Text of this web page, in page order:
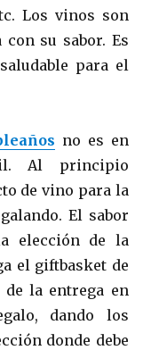
Los vinos son
su sabor. Es
para el
no es en
Al principio
de vino para la
El sabor
elección de la
el giftbasket de
la entrega en
dando los
donde debe